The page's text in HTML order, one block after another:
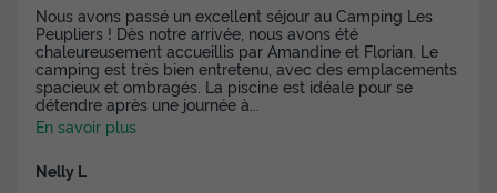
Nous avons passé un excellent séjour au Camping Les
Peupliers ! Dès notre arrivée, nous avons été
chaleureusement accueillis par Amandine et Florian. Le
camping est très bien entretenu, avec des emplacements
spacieux et ombragés. La piscine est idéale pour se
détendre après une journée à
En savoir plus
Nelly L